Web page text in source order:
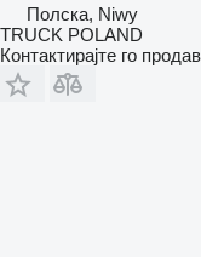
Полска, Niwy
TRUCK POLAND
Контактирајте го